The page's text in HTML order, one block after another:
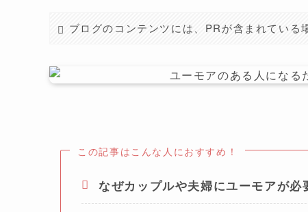
ブログのコンテンツには、PRが含まれている
この記事はこんな人におすすめ！
なぜカップルや夫婦にユーモアが必